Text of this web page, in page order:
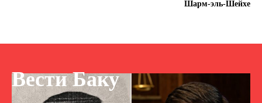
Шарм-эль-Шейхе
Вести Баку